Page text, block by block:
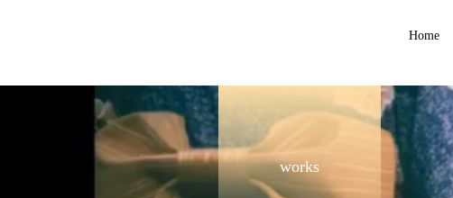
Home
works